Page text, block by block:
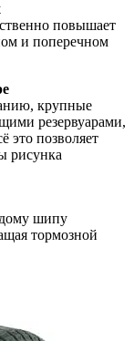
повышает
и поперечном
крупные
резервуарами,
это позволяет
рисунка
шипу
тормозной